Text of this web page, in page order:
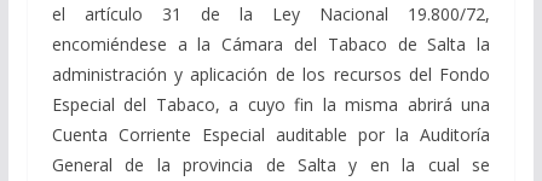
el artículo 31 de la Ley Nacional 19.800/72,
encomiéndese a la Cámara del Tabaco de Salta la
administración y aplicación de los recursos del Fondo
Especial del Tabaco, a cuyo fin la misma abrirá una
Cuenta Corriente Especial auditable por la Auditoría
General de la provincia de Salta y en la cual se